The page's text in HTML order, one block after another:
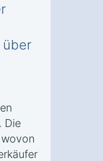
über
Die